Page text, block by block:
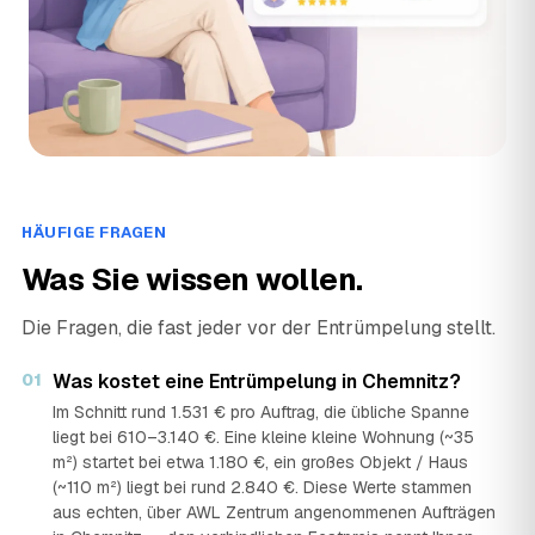
VC
Veolia | Entsorgung Chemnitz
Kalkstraße 55, 09116 Chemnitz · ★ 4 (53)
HÄUFIGE FRAGEN
Was Sie wissen wollen.
Die Fragen, die fast jeder vor der Entrümpelung stellt.
01 Was kostet eine Entrümpelung in Chemnitz?
Im Schnitt rund 1.531 € pro Auftrag, die übliche Spanne
liegt bei 610–3.140 €. Eine kleine kleine Wohnung (~35
m²) startet bei etwa 1.180 €, ein großes Objekt / Haus
(~110 m²) liegt bei rund 2.840 €. Diese Werte stammen
aus echten, über AWL Zentrum angenommenen Aufträgen